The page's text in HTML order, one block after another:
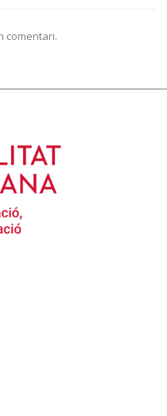
comentari.